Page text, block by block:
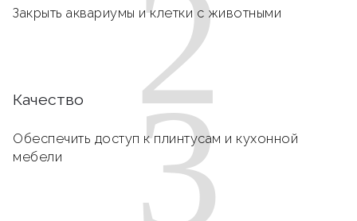
2
Закрыть аквариумы и клетки с животными
3
Качество
Обеспечить доступ к плинтусам и кухонной
мебели